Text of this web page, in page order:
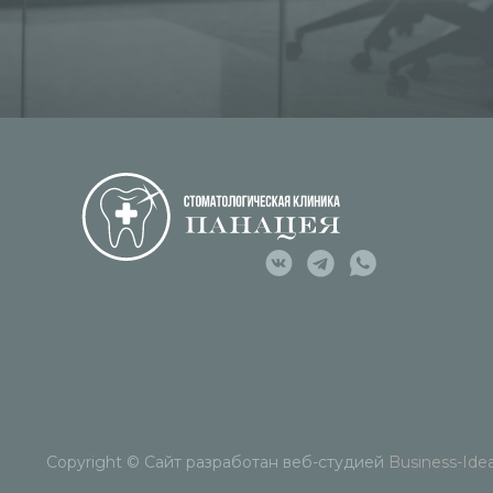
Copyright © Сайт разработан веб-студией Business-